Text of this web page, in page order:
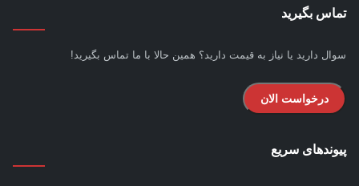
بگیرید
دارید یا نیاز به قیمت دارید؟ همین حالا با ما تماس بگیرید!
درخواست الان
سریع